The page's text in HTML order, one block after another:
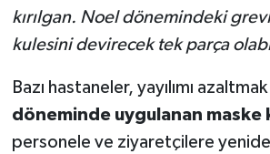
kırılgan. Noel dönemindeki
kulesini devirecek tek parça
Bazı hastaneler, yayılımı
döneminde uygulanan maske
personele ve ziyaretçilere